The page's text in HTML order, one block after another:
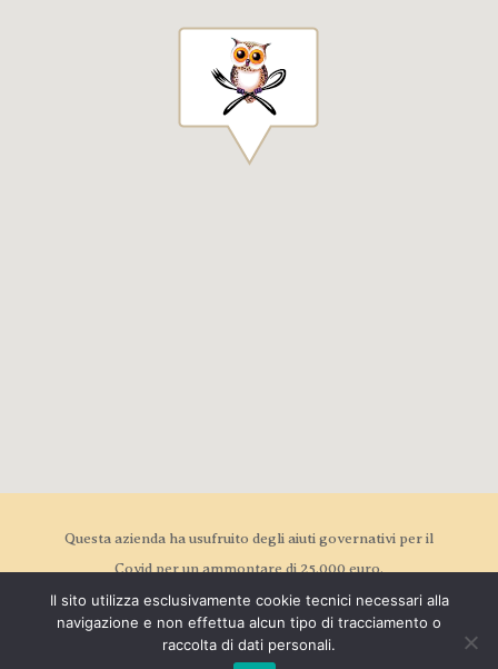
Questa azienda ha usufruito degli aiuti governativi per il
Covid per un ammontare di 25.000 euro.
Il sito utilizza esclusivamente cookie tecnici necessari alla
navigazione e non effettua alcun tipo di tracciamento o
raccolta di dati personali.